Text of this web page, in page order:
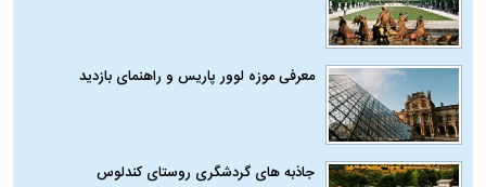
معرفی موزه لوور پاریس و راهنمای بازدید
جاذبه های گردشگری روستای کندلوس